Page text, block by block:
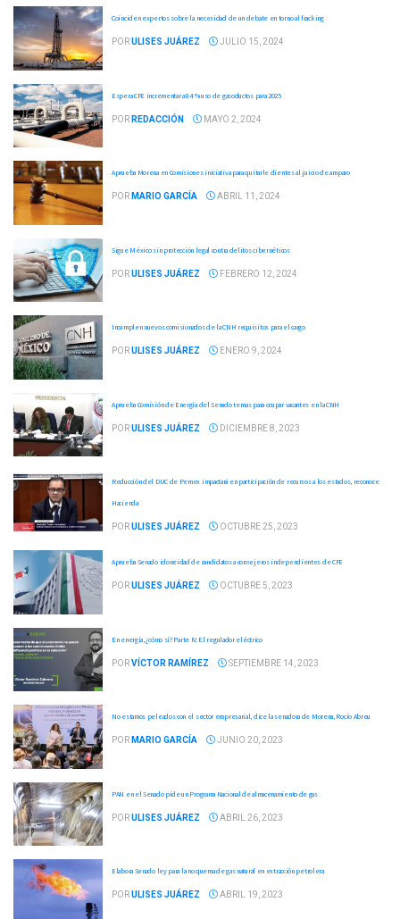
Coinciden expertos sobre la necesidad de un debate en torno al fracking
PORULISES JUÁREZ JULIO 15, 2024
Espera CFE incrementar a 84 % uso de gasoductos para 2025
POR REDACCIÓN MAYO 2, 2024
Aprueba Morena en Comisiones iniciativa para quitarle dientes al juicio de amparo
POR MARIO GARCÍA ABRIL 11, 2024
Sigue México sin protección legal contra delitos cibernéticos
PORULISES JUÁREZ FEBRERO 12, 2024
Incumplen nuevos comisionados de la CNH requisitos para el cargo
PORULISES JUÁREZ ENERO 9, 2024
Aprueba Comisión de Energía del Senado ternas para ocupar vacantes en la CNH
PORULISES JUÁREZ DICIEMBRE 8, 2023
Reducción del DUC de Pemex impactará en participación de recursos a los estados, reconoce
Hacienda
PORULISES JUÁREZ OCTUBRE 25, 2023
Aprueba Senado idoneidad de candidatos a consejeros independientes de CFE
PORULISES JUÁREZ OCTUBRE 5, 2023
En energía, ¿cómo sí? Parte IV. El regulador eléctrico
PORVÍCTOR RAMÍREZ SEPTIEMBRE 14, 2023
No estamos peleados con el sector empresarial, dice la senadora de Morena, Rocío Abreu
POR MARIO GARCÍA JUNIO 20, 2023
PAN en el Senado pide un Programa Nacional de almacenamiento de gas
PORULISES JUÁREZ ABRIL 26, 2023
Elabora Senado ley para la no quema de gas natural en extracción petrolera
PORULISES JUÁREZ ABRIL 19, 2023